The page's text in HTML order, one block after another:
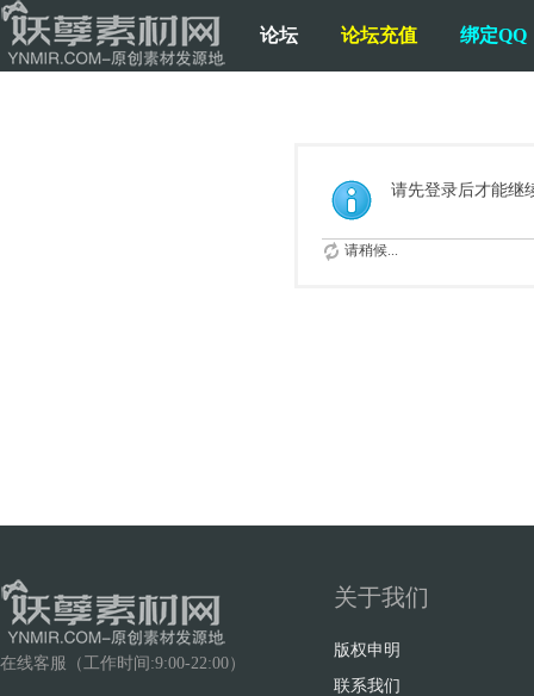
论坛 论坛充值 绑定QQ
请先登录后才能继
请稍候...
在线客服（工作时间:9:00-22:00）
关于我们
版权申明
联系我们